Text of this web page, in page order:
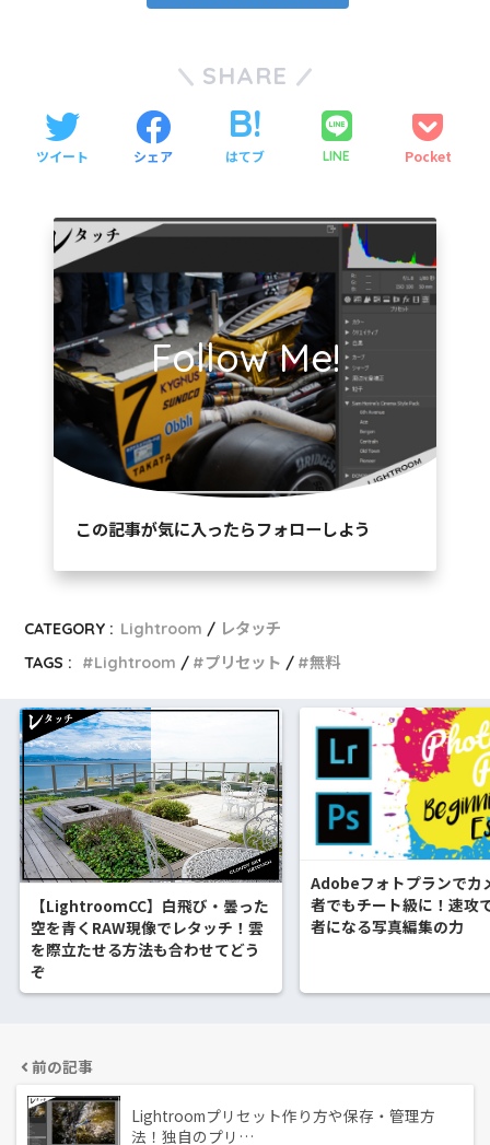
SHARE
ツイート シェア はてブ LINE Pocket
Follow Me!
この記事が気に入ったらフォローしよう
CATEGORY : Lightroom
レタッチ
TAGS :
Lightroom プリセット 無料
【LightroomCC】白飛び・曇った
空を青くRAW現像でレタッチ！雲
を際立たせる方法も合わせてどう
ぞ
Adobeフォトプランでカ
者でもチート級に！速攻
者になる写真編集の力
前の記事
Lightroomプリセット作り方や保存・管理方
法！独自のプリ…